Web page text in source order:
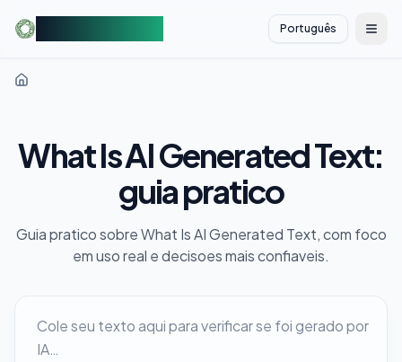
Português 切换
What Is AI Generated Text:
guia pratico
Guia pratico sobre What Is AI Generated Text, com foco
em uso real e decisoes mais confiaveis.